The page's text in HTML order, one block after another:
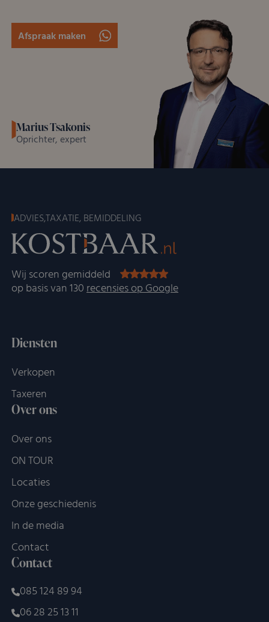
Afspraak maken
Marius Tsakonis
Oprichter, expert
ADVIES,TAXATIE, BEMIDDELING
Wij scoren gemiddeld
op basis van 130recensies op Google
Diensten
Verkopen
Taxeren
Over ons
Over ons
ON TOUR
Locaties
Onze geschiedenis
In de media
Contact
Contact
085 124 89 94
06 28 25 13 11